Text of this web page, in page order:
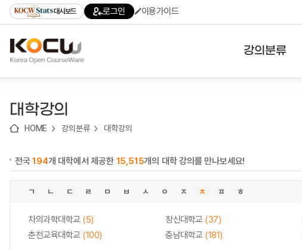
기
기
기
content)
가
대시보드 로그인 이용가이드
강의분류
대학강의
HOME 강의분류 대학강의
전국194개 대학에서 제공한 15,515개의 대학 강의를 만나보세요!
ㄱ ㄴ ㄷ ㄹ ㅁ ㅂ ㅅ ㅇ ㅈ ㅊ ㅍ ㅎ
차의과학대학교 (5) 창신대학교 (37)
춘천교육대학교 (100) 충남대학교 (181)